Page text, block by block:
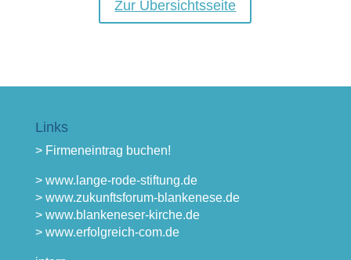
Zur Übersichtsseite
Links
> Firmeneintrag buchen!
> www.lange-rode-stiftung.de
> www.zukunftsforum-blankenese.de
> www.blankeneser-kirche.de
> www.erfolgreich-com.de